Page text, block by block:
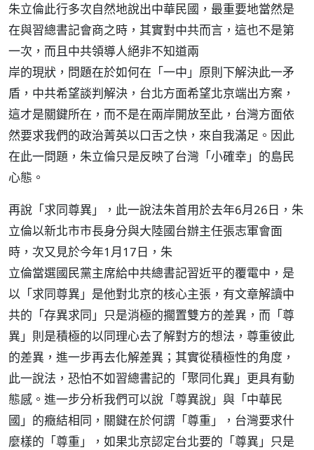
朱立倫此行多次自然地說出中華民國，最重要地當然是
在與習總書記會商之時，其實對中共而言，這也不是第
一次，而且中共領導人絕非不知道兩
岸的現狀，問題在於如何在「一中」原則下解決此一矛
盾，中共希望談判解決，台北方面希望北京端出方案，
這才是關鍵所在，而不是在兩岸開放至此，台灣方面依
然要求我們的政治菁英以口舌之快，來自我滿足。因此
在此一問題，朱立倫只是反映了台灣「小確幸」的島民
心態。
再說「求同尊異」，此一說法朱首用於去年6月26日，朱
立倫以新北市市長身分與大陸國台辦主任張志軍會面
時，次又見於今年1月17日，朱
立倫當選國民黨主席給中共總書記習近平的覆電中，是
以「求同尊異」是他對北京的核心主張，有文章解讀中
共的「存異求同」只是消極的擱置雙方的差異，而「尊
異」則是積極的以同理心去了解對方的想法，尊重彼此
的差異，進一步再去化解差異；其實從積極性的角度，
此一說法，恐怕不如習總書記的「聚同化異」更具有動
態感。進一步分析我們可以說「尊異說」與「中華民
國」的癥結相同，關鍵在於何謂「尊重」，台灣要求什
麼樣的「尊重」，如果北京認定台北要的「尊異」只是